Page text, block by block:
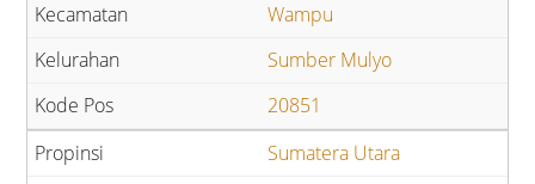
Wampu
Sumber Mulyo
20851
Sumatera Utara